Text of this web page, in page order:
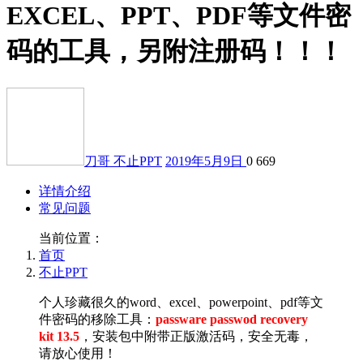
EXCEL、PPT、PDF等文件密
码的工具，另附注册码！！！
刀哥 不止PPT 2019年5月9日 0 669
详情介绍
常见问题
当前位置：
首页
不止PPT
个人珍藏很久的word、excel、powerpoint、pdf等文
件密码的移除工具： passware passwod recovery
kit 13.5 ，安装包中附带正版激活码，安全无毒，
请放心使用！